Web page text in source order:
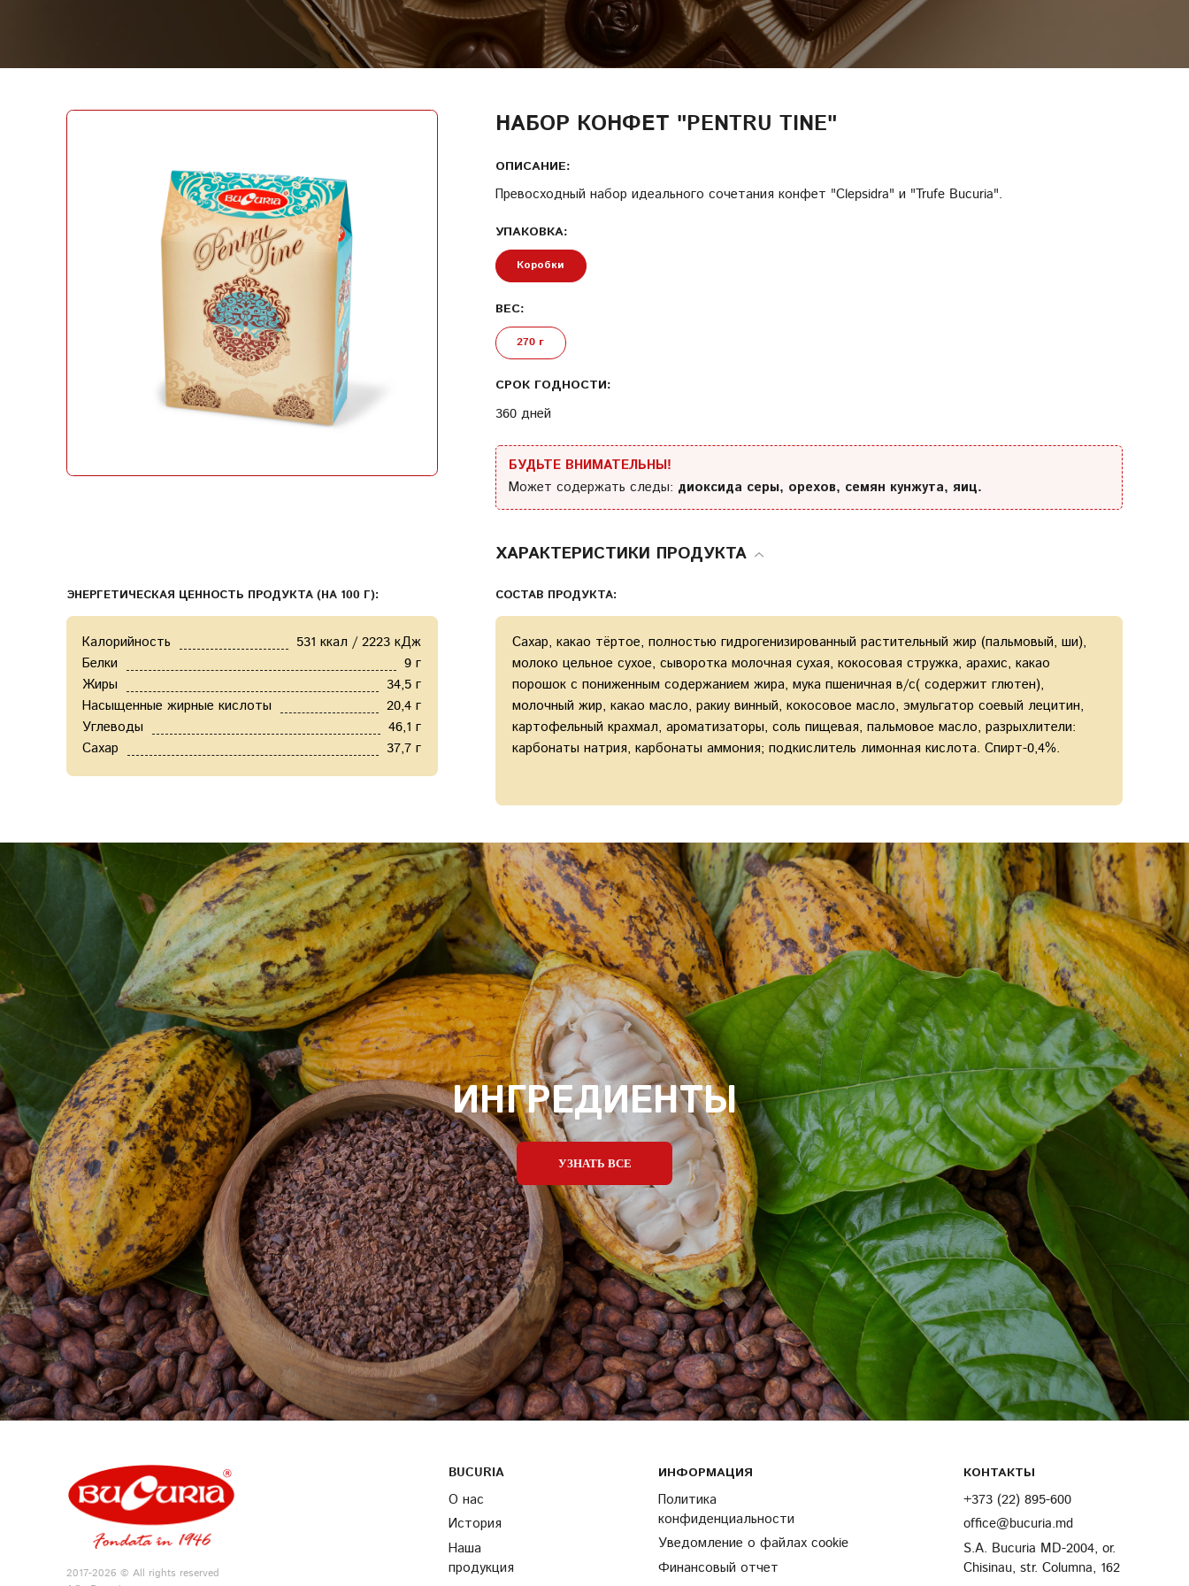
НАБОР КОНФЕТ "PENTRU TINE"
ОПИСАНИЕ:
Превосходный набор идеального сочетания конфет "Clepsidra" и "Trufe Bucuria".
УПАКОВКА:
Коробки
ВЕС:
270 г
СРОК ГОДНОСТИ:
360 дней
БУДЬТЕ ВНИМАТЕЛЬНЫ!
Может содержать следы: диоксида серы, орехов, семян кунжута, яиц.
ХАРАКТЕРИСТИКИ ПРОДУКТА
ЭНЕРГЕТИЧЕСКАЯ ЦЕННОСТЬ ПРОДУКТА (НА 100 Г):
Калорийность
531 ккал / 2223 кДж
Белки
9 г
Жиры
34,5 г
Насыщенные жирные кислоты
20,4 г
Углеводы
46,1 г
Сахар
37,7 г
СОСТАВ ПРОДУКТА:
Cахар, какао тёртое, полностью гидрогенизированный растительный жир (пальмовый, ши),
молоко цельное сухое, сыворотка молочная сухая, кокосовая стружка, арахис, какао
порошок с пониженным содержанием жира, мука пшеничная в/с( содержит глютен),
молочный жир, какао масло, ракиу винный, кокосовое масло, эмульгатор соевый лецитин,
картофельный крахмал, ароматизаторы, соль пищевая, пальмовое масло, разрыхлители:
карбонаты натрия, карбонаты аммония; подкислитель лимонная кислота. Спирт-0,4%.
ИНГРЕДИЕНТЫ
УЗНАТЬ ВСЕ
2017-2026 © All rights reserved
BUCURIA
О нас
История
Наша
продукция
ИНФОРМАЦИЯ
Политика
конфиденциальности
Уведомление о файлах cookie
Финансовый отчет
КОНТАКТЫ
+373 (22) 895-600
office@bucuria.md
S.A. Bucuria MD-2004, or.
Chisinau, str. Columna, 162
ПОВТОРИТЬ ПАРОЛЬ
СОЗДАТЬ УЧЕТНУЮ ЗАПИСЬ
предоставления услуг
Политика конфиденциальности
ВОЙТИ
ДАТА РОЖДЕНИЯ
СОЗДАТЬ УЧЕТНУЮ ЗАПИСЬ